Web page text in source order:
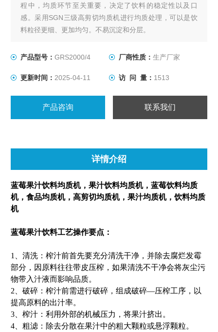
程中，均质环节至关重要，决定了饮料的稳定性以及口
感。采用SGN三级高剪切均质机进行均质处理，可以是饮
料粒径更细、更加均匀。不易沉淀和分层。
产品型号：GRS2000/4 厂商性质： 生产厂家
更新时间： 2025-04-11 访 问 量： 1513
产品咨询 联系我们
详情介绍
蓝莓果汁饮料均质机，果汁饮料均质机，蓝莓饮料均质
机，食品均质机，高剪切均质机，果汁均质机，饮料均质
机
蓝莓果汁饮料工艺操作要点：
1、清洗：榨汁前首先要充分清洗干净，并除去腐烂发霉
部分，因原料往往带皮压榨，如果清洗不干净会将灰尘污
物带入汁液而影响品质。
2、破碎：榨汁前需进行破碎，组成破碎—压榨工序，以
提高原料的出汁率。
3、榨汁：利用外部的机械压力，将果汁挤出。
4、粗滤：除去分散在果汁中的粗大颗粒或悬浮颗粒。